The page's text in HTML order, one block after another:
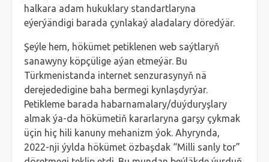
halkara adam hukuklary standartlaryna
eýerýändigi barada çynlakaý aladalary döredýär.
Şeýle hem, hökümet petiklenen web saýtlaryň
sanawyny köpçülige aýan etmeýär. Bu
Türkmenistanda internet senzurasynyň nä
derejededigine baha bermegi kynlaşdyrýar.
Petikleme barada habarnamalary/duýduryşlary
almak ýa-da hökümetiň kararlaryna garşy çykmak
üçin hiç hili kanuny mehanizm ýok. Ahyrynda,
2022-nji ýylda hökümet özbaşdak “Milli sanly tor”